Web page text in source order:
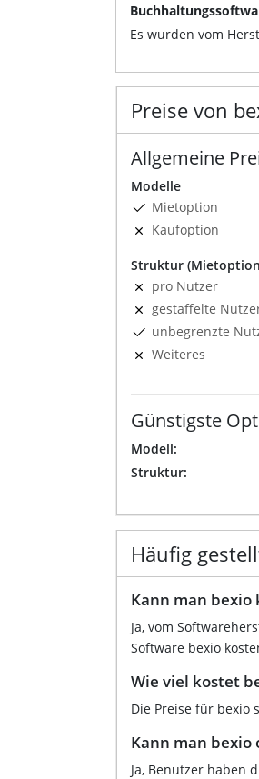
Es wurden vom
Preise von
Allgemeine
Modelle
Mietoption
Kaufoption
Struktur
pro Nutzer
gestaffelte
unbegrenzte
Weiteres
Günstigste
Modell:
Struktur:
Häufig
Kann man bexio
Ja, vom
Software bexio
Wie viel kostet
Die Preise für bexio
Kann man bexio
Ja, Benutzer haben